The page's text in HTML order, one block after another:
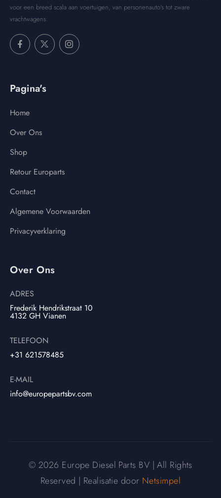
voor een breed scala aan voertuigen, van personenauto’s tot zware
vrachtwagens.
Pagina's
Home
Over Ons
Shop
Retour Europarts
Contact
Algemene Voorwaarden
Privacyverklaring
Over Ons
ADRES
Frederik Hendrikstraat 10
4132 GH Vianen
TELEFOON
+31 621578485
E-MAIL
info@europepartsbv.com
© 2026 Europe Diesel Parts BV | All Rights
Reserved | Realisatie door Netsimpel